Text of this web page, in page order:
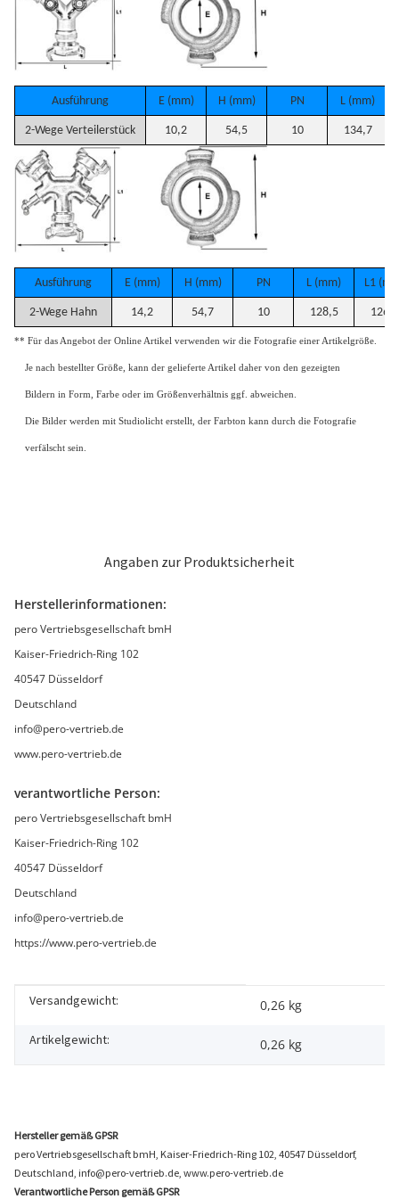
Ausführung E (mm) H (mm) PN L (mm)
2-Wege Verteilerstück 10,2 54,5 10 134,7
Ausführung E (mm) H (mm) PN L (mm) L1
2-Wege Hahn 14,2 54,7 10 128,5 126,5
** Für das Angebot der Online Artikel verwenden wir die Fotografie einer Artikelgröße.
Je nach bestellter Größe, kann der gelieferte Artikel daher von den gezeigten
Bildern in Form, Farbe oder im Größenverhältnis ggf. abweichen.
Die Bilder werden mit Studiolicht erstellt, der Farbton kann durch die Fotografie
verfälscht sein.
Angaben zur Produktsicherheit
Herstellerinformationen:
pero Vertriebsgesellschaft bmH
Kaiser-Friedrich-Ring 102
40547 Düsseldorf
Deutschland
info@pero-vertrieb.de
www.pero-vertrieb.de
verantwortliche Person:
pero Vertriebsgesellschaft bmH
Kaiser-Friedrich-Ring 102
40547 Düsseldorf
Deutschland
info@pero-vertrieb.de
https://www.pero-vertrieb.de
Produkteigenschaft
Wert
Versandgewicht: 0,26 kg
Artikelgewicht: 0,26 kg
Hersteller gemäß GPSR
pero Vertriebsgesellschaft bmH, Kaiser-Friedrich-Ring 102, 40547 Düsseldorf,
Deutschland, info@pero-vertrieb.de, www.pero-vertrieb.de
Verantwortliche Person gemäß GPSR